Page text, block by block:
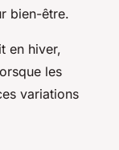
bien-être.
en hiver,
les
variations